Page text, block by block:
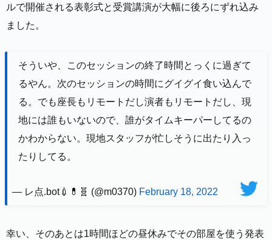
ルで開催される表彰式と受賞講演が大幅に後ろにずれ込み
ました。
そういや、このセッションの終了時間とっくに過ぎて
るやん。次のセッションの時間にグイグイ食い込んで
る。でも座長もリモートだし演者もリモートだし、現
地には誰もいないので、誰がタイムキーパーしてるの
かわからない。現地スタッフが忙しそうに出たり入っ
たりしてる。
— レ点.bot💉💊🧬 (@m0370) February 18, 2022
幸い、そのあとは1時間ほどの昼休みでその部屋を使う発表